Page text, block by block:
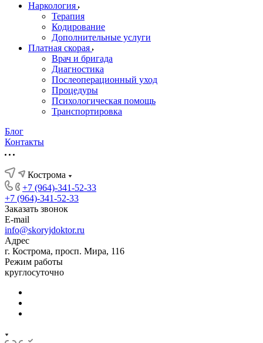
Наркология
Терапия
Кодирование
Дополнительные услуги
Платная скорая
Врач и бригада
Диагностика
Послеоперационный уход
Процедуры
Психологическая помощь
Транспортировка
Блог
Контакты
Кострома
+7 (964)-341-52-33
+7 (964)-341-52-33
Заказать звонок
E-mail
info@skoryjdoktor.ru
Адрес
г. Кострома, просп. Мира, 116
Режим работы
круглосуточно